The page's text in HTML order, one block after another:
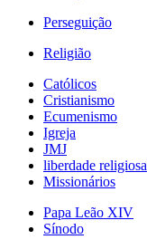
Perseguição
Religião
Católicos
Cristianismo
Ecumenismo
Igreja
JMJ
liberdade religiosa
Missionários
Papa Leão XIV
Sínodo